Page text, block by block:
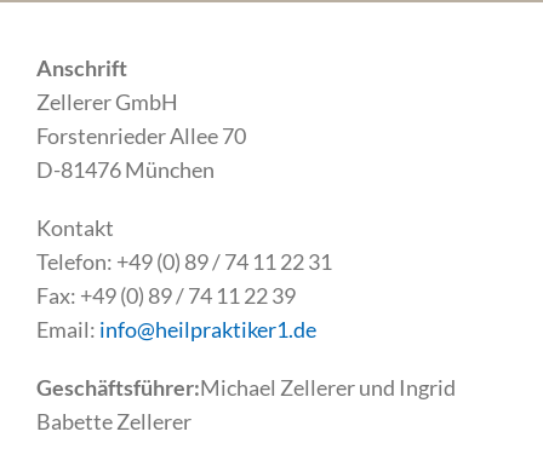
Anschrift
Zellerer GmbH
Forstenrieder Allee 70
D-81476 München
Kontakt
Telefon: +49 (0) 89 / 74 11 22 31
Fax: +49 (0) 89 / 74 11 22 39
Email: info@heilpraktiker1.de
Geschäftsführer:Michael Zellerer und Ingrid
Babette Zellerer